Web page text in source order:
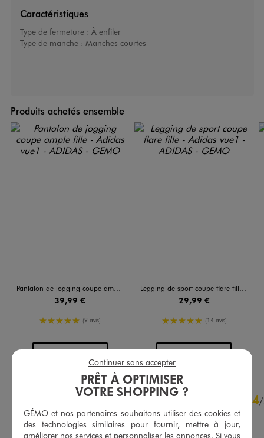
Caractéristiques
Type de fermeture : À enfiler
Type de manche : Manches courtes
Produits achetés ensemble
Pantalon de jogging coupe ample fille - Adidas
39,99 €
5/5 de moyenne
(9 avis)
AJOUTERAU PANIER
Legging de sport coupe flare fille - Adidas
29,99 €
5/5 de moyenne
(14 avis)
AJOUTERAU PANIER
4.8/5 4/
Avis vérifié et récompensé
Joli et agréable à porter
PRÊT À OPTIMISER
VOTRE SHOPPING ?
GÉMO et nos partenaires souhaitons utiliser des cookies et
des technologies similaires pour fournir, mettre à jour,
améliorer nos services et personnaliser les annonces. Si vous
Continuer sans accepter